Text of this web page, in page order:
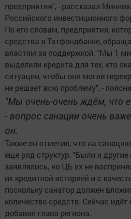
предприятия", - рассказал
Российского инвестиционного
По его словам, предприятия,
средства в Татфондбанке,
властям за поддержкой. "Мы 1
выделили кредита для тех, кто
ситуации, чтобы они могли
не решает всю проблему", -
"Мы очень-очень ждём, что
- вопрос санации очень
он.
Также он отметил, что на
еще ряд структур. "Были и
заявлялись, но ЦБ их не
их кредитной историей и с
поскольку санатор должен
количество средств. Сейчас идёт
добавил глава региона.